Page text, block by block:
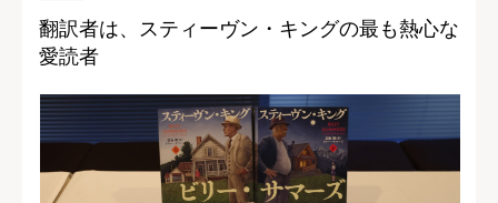
翻訳者は、スティーヴン・キングの最も熱心な
愛読者